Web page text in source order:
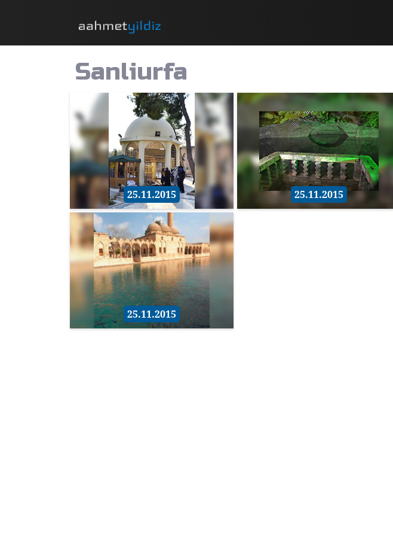
Sanliurfa
25.11.2015 25.11.2015
25.11.2015